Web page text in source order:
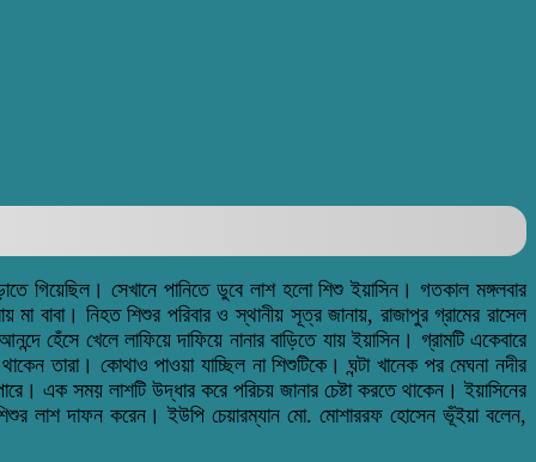
গিয়েছিল। সেখানে পানিতে ডুবে লাশ হলো শিশু ইয়াসিন। গতকাল মঙ্গলবার
বাবা। নিহত শিশুর পরিবার ও স্থানীয় সূত্র জানায়, রাজাপুর গ্রামের রাসেল
হেঁসে খেলে লাফিয়ে দাফিয়ে নানার বাড়িতে যায় ইয়াসিন। গ্রামটি একেবারে
তারা। কোথাও পাওয়া যাচ্ছিল না শিশুটিকে। ঘন্টা খানেক পর মেঘনা নদীর
এক সময় লাশটি উদ্ধার করে পরিচয় জানার চেষ্টা করতে থাকেন। ইয়াসিনের
লাশ দাফন করেন। ইউপি চেয়ারম্যান মো. মোশাররফ হোসেন ভূঁইয়া বলেন,